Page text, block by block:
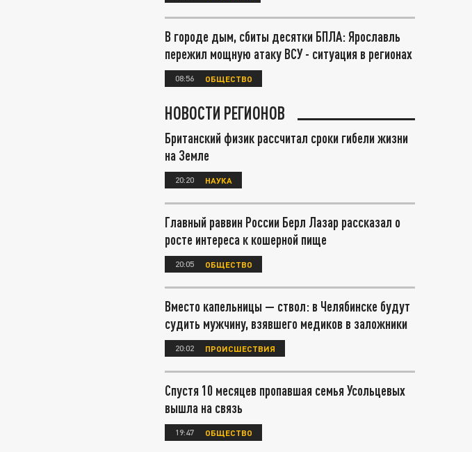
В городе дым, сбиты десятки БПЛА: Ярославль
пережил мощную атаку ВСУ - ситуация в регионах
08:56 ОБЩЕСТВО
НОВОСТИ РЕГИОНОВ
Британский физик рассчитал сроки гибели жизни
на Земле
20:20 НАУКА
Главный раввин России Берл Лазар рассказал о
росте интереса к кошерной пище
20:05 ОБЩЕСТВО
Вместо капельницы — ствол: в Челябинске будут
судить мужчину, взявшего медиков в заложники
20:02 ПРОИСШЕСТВИЯ
Спустя 10 месяцев пропавшая семья Усольцевых
вышла на связь
19:47 ОБЩЕСТВО